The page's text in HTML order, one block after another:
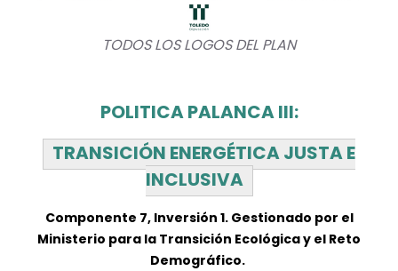
TODOS LOS LOGOS DEL PLAN
POLITICA PALANCA III:
TRANSICIÓN ENERGÉTICA JUSTA E
INCLUSIVA
Componente 7, Inversión 1. Gestionado por el
Ministerio para la Transición Ecológica y el Reto
Demográfico.